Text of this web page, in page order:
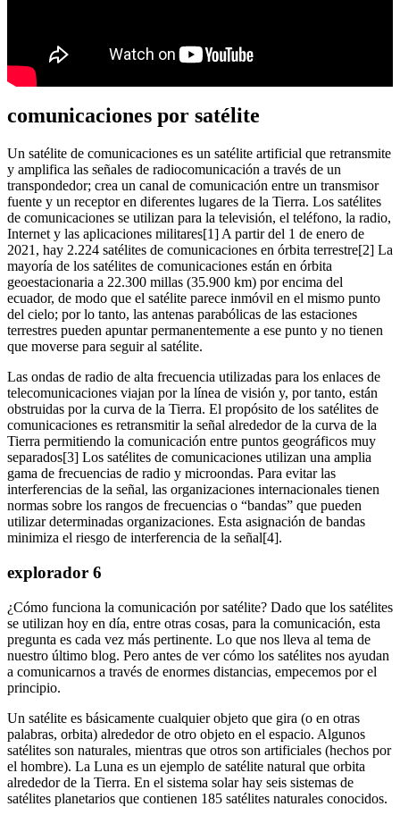
comunicaciones por satélite
Un satélite de comunicaciones es un satélite artificial que retransmite
y amplifica las señales de radiocomunicación a través de un
transpondedor; crea un canal de comunicación entre un transmisor
fuente y un receptor en diferentes lugares de la Tierra. Los satélites
de comunicaciones se utilizan para la televisión, el teléfono, la radio,
Internet y las aplicaciones militares[1] A partir del 1 de enero de
2021, hay 2.224 satélites de comunicaciones en órbita terrestre[2] La
mayoría de los satélites de comunicaciones están en órbita
geoestacionaria a 22.300 millas (35.900 km) por encima del
ecuador, de modo que el satélite parece inmóvil en el mismo punto
del cielo; por lo tanto, las antenas parabólicas de las estaciones
terrestres pueden apuntar permanentemente a ese punto y no tienen
que moverse para seguir al satélite.
Las ondas de radio de alta frecuencia utilizadas para los enlaces de
telecomunicaciones viajan por la línea de visión y, por tanto, están
obstruidas por la curva de la Tierra. El propósito de los satélites de
comunicaciones es retransmitir la señal alrededor de la curva de la
Tierra permitiendo la comunicación entre puntos geográficos muy
separados[3] Los satélites de comunicaciones utilizan una amplia
gama de frecuencias de radio y microondas. Para evitar las
interferencias de la señal, las organizaciones internacionales tienen
normas sobre los rangos de frecuencias o “bandas” que pueden
utilizar determinadas organizaciones. Esta asignación de bandas
minimiza el riesgo de interferencia de la señal[4].
explorador 6
¿Cómo funciona la comunicación por satélite? Dado que los satélites
se utilizan hoy en día, entre otras cosas, para la comunicación, esta
pregunta es cada vez más pertinente. Lo que nos lleva al tema de
nuestro último blog. Pero antes de ver cómo los satélites nos ayudan
a comunicarnos a través de enormes distancias, empecemos por el
principio.
Un satélite es básicamente cualquier objeto que gira (o en otras
palabras, orbita) alrededor de otro objeto en el espacio. Algunos
satélites son naturales, mientras que otros son artificiales (hechos por
el hombre). La Luna es un ejemplo de satélite natural que orbita
alrededor de la Tierra. En el sistema solar hay seis sistemas de
satélites planetarios que contienen 185 satélites naturales conocidos.